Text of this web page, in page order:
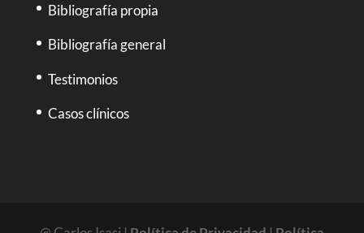
Bibliografía propia
Bibliografía general
Testimonios
Casos clínicos